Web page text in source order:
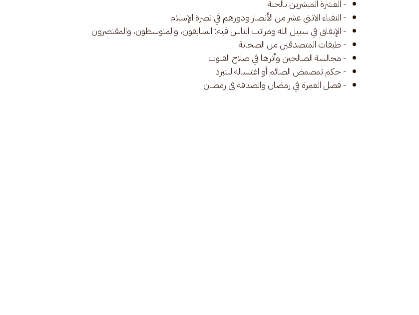
- العشرة المبشرين بالجنة
- النقباء الاثني عشر من الأنصار ودورهم في نصرة الإسلام
- الإنفاق في سبيل الله ومراتب الناس فيه: السابقون، والمتوسطون، والمقتصرون
- طبقات المتصدقين من الصحابة
- مجالسة الصالحين وأثرها في صلاح القلوب
- حكم تمضمض الصائم أو اغتساله للتبرد
- فضل العمرة في رمضان والصدقة في رمضان